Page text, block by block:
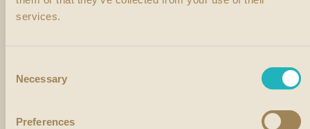
services.
Selection
Necessary
Preferences
Jacquot Pierre